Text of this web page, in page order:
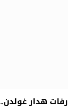
رفات هدار